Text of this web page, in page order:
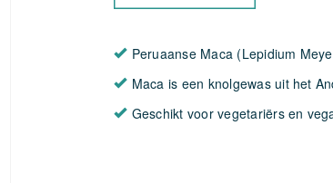
Peruaanse Maca (Lepidium
Maca is een knolgewas uit het
Geschikt voor vegetariërs en